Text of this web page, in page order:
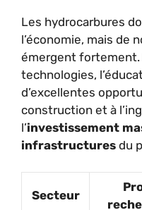
Les hydrocarbures
l’économie, mais de
émergent fortement.
technologies,
d’excellentes
construction et à
l’investissement
infrastructures du
Secteur